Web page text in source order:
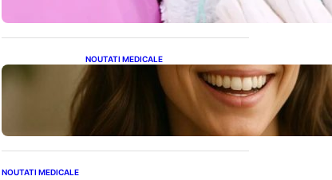
NOUTATI MEDICALE
Ceaiul – Băutura care
protejează inima:
Descoperiri recente despre
beneficiile consumului zilnic
NOUTATI MEDICALE